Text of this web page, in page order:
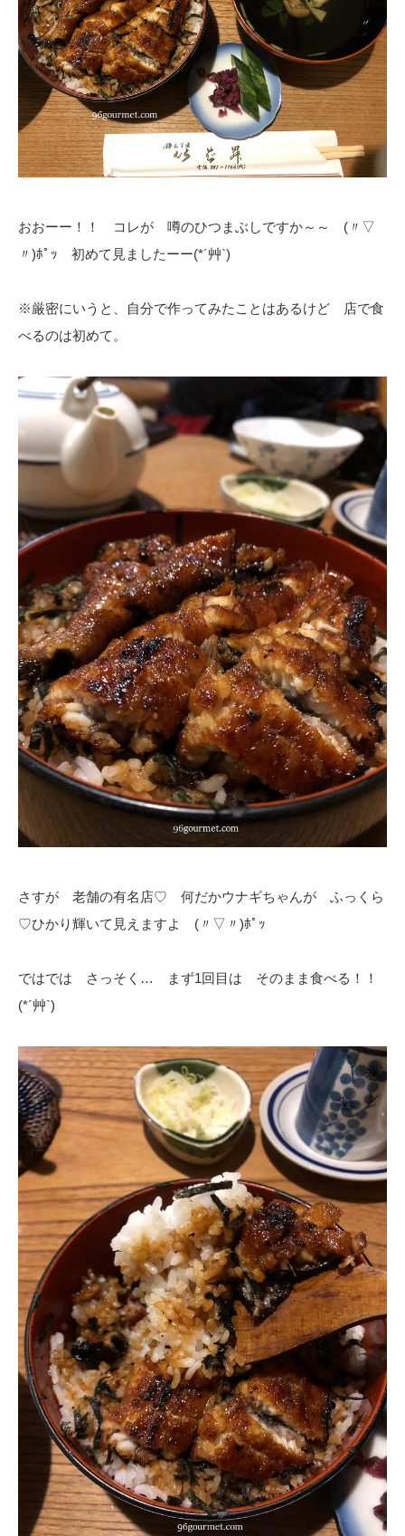
おおーー！！ コレが 噂のひつまぶしですか～～ (〃▽
〃)ﾎﾟｯ 初めて見ましたーー(*´艸`)
※厳密にいうと、自分で作ってみたことはあるけど 店で食
べるのは初めて。
さすが 老舗の有名店♡ 何だかウナギちゃんが ふっくら
♡ひかり輝いて見えますよ (〃▽〃)ﾎﾟｯ
ではでは さっそく… まず1回目は そのまま食べる！！
(*´艸`)